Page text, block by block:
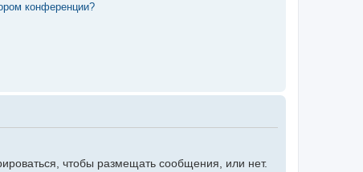
конференции?
чтобы размещать сообщения, или нет.